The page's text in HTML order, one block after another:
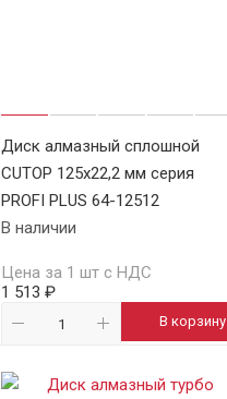
Диск алмазный сплошной
CUTOP 125х22,2 мм серия
PROFI PLUS 64-12512
В наличии
Цена за 1 шт с НДС
1 513 ₽
В корзину